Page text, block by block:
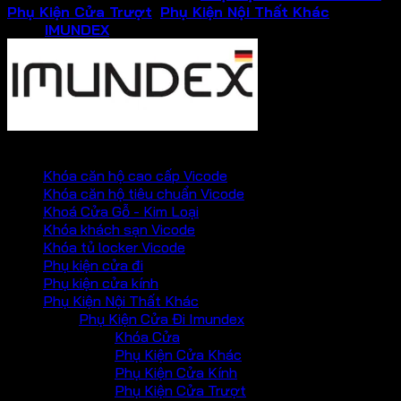
Phụ Kiện Cửa Trượt Phụ Kiện Nội Thất Khác
IMUNDEX
Khóa căn hộ cao cấp Vicode
Khóa căn hộ tiêu chuẩn Vicode
Khoá Cửa Gỗ - Kim Loại
Khóa khách sạn Vicode
Khóa tủ locker Vicode
Phụ kiện cửa đi
Phụ kiện cửa kính
Phụ Kiện Nội Thất Khác
Phụ Kiện Cửa Đi Imundex
Khóa Cửa
Phụ Kiện Cửa Khác
Phụ Kiện Cửa Kính
Phụ Kiện Cửa Trượt